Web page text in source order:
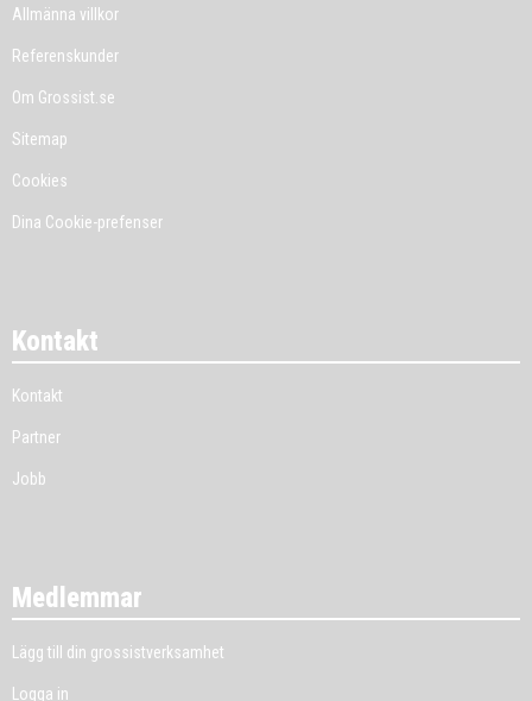
Allmänna villkor
Referenskunder
Om Grossist.se
Sitemap
Cookies
Dina Cookie-prefenser
Kontakt
Kontakt
Partner
Jobb
Medlemmar
Lägg till din grossistverksamhet
Logga in